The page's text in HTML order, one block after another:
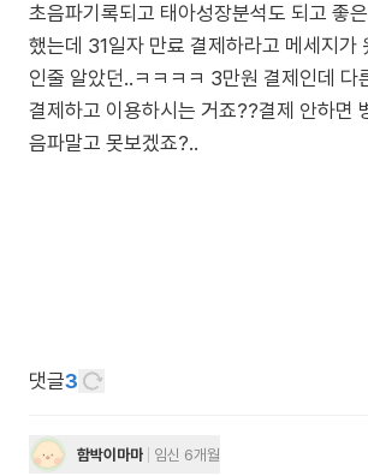
초음파기록되고 태아성장분석도 되고 좋
했는데 31일자 만료 결제하라고 메세지가
인줄 알았던..ㅋㅋㅋㅋ 3만원 결제인데 다
결제하고 이용하시는 거죠??결제 안하면
음파말고 못보겠죠?..
댓글3
함박이마마 임신 6개월